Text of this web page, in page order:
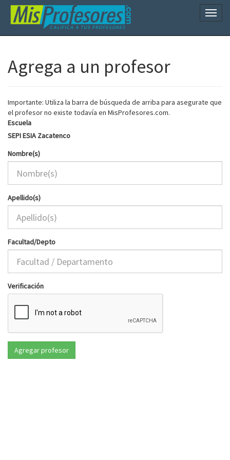
Agrega a un profesor
Importante: Utiliza la barra de búsqueda de arriba para asegurate que
el profesor no existe todavía en MisProfesores.com.
Escuela
SEPI ESIA Zacatenco
Nombre(s)
Apellido(s)
Facultad/Depto
Verificación